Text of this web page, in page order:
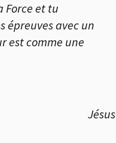
Force et tu
épreuves avec un
est comme une
Jésus